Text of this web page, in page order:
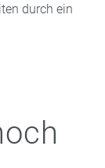
durch ein